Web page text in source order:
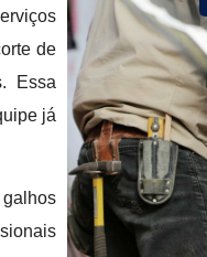
de
Essa
já